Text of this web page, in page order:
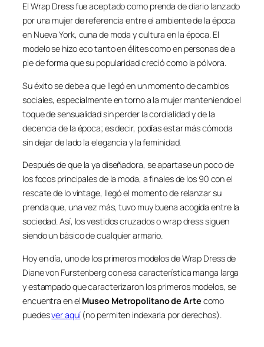
El Wrap Dress fue aceptado como prenda de diario lanzado
por una mujer de referencia entre el ambiente de la época
en Nueva York, cuna de moda y cultura en la época. El
modelo se hizo eco tanto en élites como en personas de a
pie de forma que su popularidad creció como la pólvora.
Su éxito se debe a que llegó en un momento de cambios
sociales, especialmente en torno a la mujer manteniendo el
toque de sensualidad sin perder la cordialidad y de la
decencia de la época; es decir, podías estar más cómoda
sin dejar de lado la elegancia y la feminidad.
Después de que la ya diseñadora, se apartase un poco de
los focos principales de la moda, a finales de los 90 con el
rescate de lo vintage, llegó el momento de relanzar su
prenda que, una vez más, tuvo muy buena acogida entre la
sociedad. Así, los vestidos cruzados o wrap dress siguen
siendo un básico de cualquier armario.
Hoy en día, uno de los primeros modelos de Wrap Dress de
Diane von Furstenberg con esa característica manga larga
y estampado que caracterizaron los primeros modelos, se
encuentra en el Museo Metropolitano de Arte como
puedesver aquí(no permiten indexarla por derechos).